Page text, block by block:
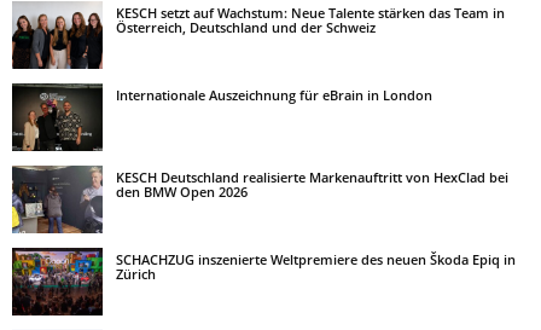
KESCH setzt auf Wachstum: Neue Talente stärken das Team in
Österreich, Deutschland und der Schweiz
Internationale Auszeichnung für eBrain in London
KESCH Deutschland realisierte Markenauftritt von HexClad bei
den BMW Open 2026
SCHACHZUG inszenierte Weltpremiere des neuen Škoda Epiq in
Zürich